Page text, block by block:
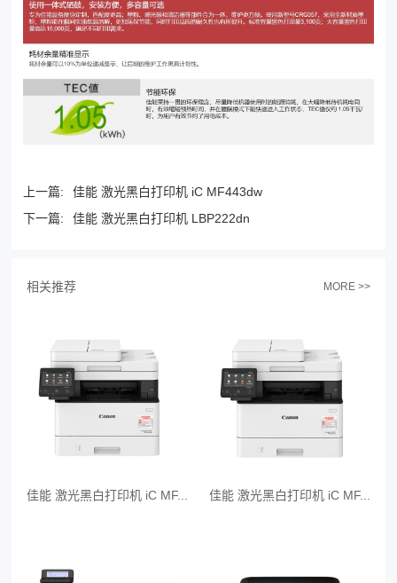
上一篇:
佳能 激光黑白打印机 iC MF443dw
下一篇:
佳能 激光黑白打印机 LBP222dn
相关推荐 MORE >>
佳能 激光黑白打印机 iC MF... 佳能 激光黑白打印机 iC MF...